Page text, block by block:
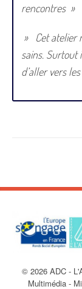
rencontres »
» Cet atelier
sains. Surtout
d’aller vers
© 2026 ADC -
Multimédia -